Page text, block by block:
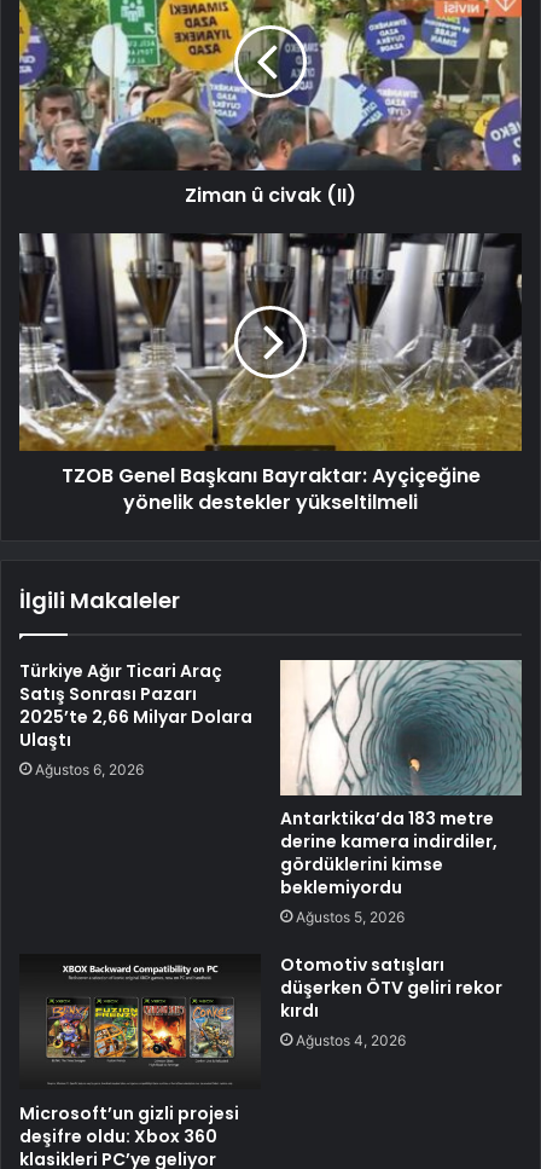
Ziman û civak (II)
TZOB Genel Başkanı Bayraktar: Ayçiçeğine
yönelik destekler yükseltilmeli
İlgili Makaleler
Türkiye Ağır Ticari Araç
Satış Sonrası Pazarı
2025’te 2,66 Milyar Dolara
Ulaştı
Ağustos 6, 2026
Antarktika’da 183 metre
derine kamera indirdiler,
gördüklerini kimse
beklemiyordu
Ağustos 5, 2026
Microsoft’un gizli projesi
deşifre oldu: Xbox 360
klasikleri PC’ye geliyor
Otomotiv satışları
düşerken ÖTV geliri rekor
kırdı
Ağustos 4, 2026